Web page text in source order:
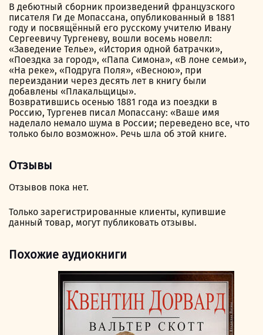
В дебютный сборник произведений французского
писателя Ги де Мопассана, опубликованный в 1881
году и посвящённый его русскому учителю Ивану
Сергеевичу Тургеневу, вошли восемь новелл:
«Заведение Телье», «История одной батрачки»,
«Поездка за город», «Папа Симона», «В лоне семьи»,
«На реке», «Подруга Поля», «Весною», при
переиздании через десять лет в книгу были
добавлены «Плакальщицы».
Возвратившись осенью 1881 года из поездки в
Россию, Тургенев писал Мопассану: «Ваше имя
наделало немало шума в России; переведено все, что
только было возможно». Речь шла об этой книге.
Отзывы
Отзывов пока нет.
Только зарегистрированные клиенты, купившие
данный товар, могут публиковать отзывы.
Похожие аудиокниги